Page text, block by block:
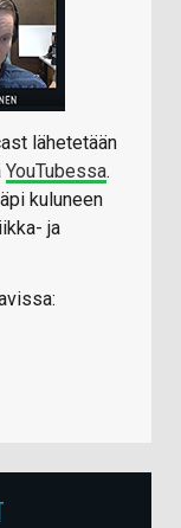
lähetetään
YouTubessa.
kuluneen
ja